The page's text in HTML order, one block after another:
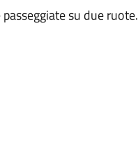
su due ruote.